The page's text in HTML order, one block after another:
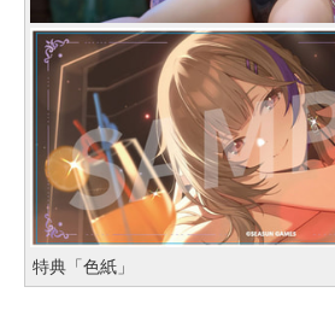
特典「色紙」